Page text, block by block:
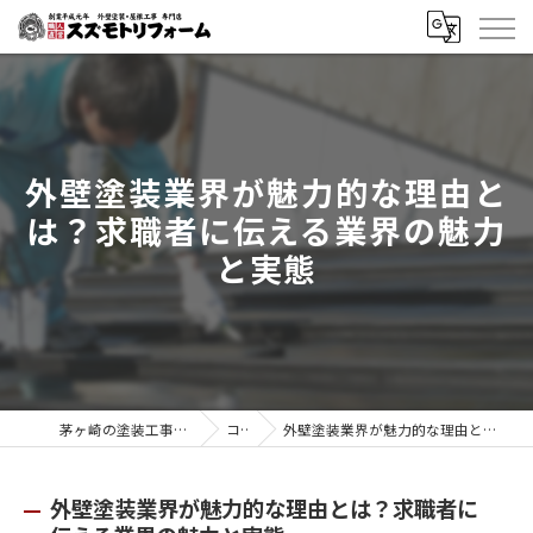
外壁塗装業界が魅力的な理由と
は？求職者に伝える業界の魅力
と実態
茅ヶ崎の塗装工事はスズモトリフォーム コラム 外壁塗装業界が魅力的な理由とは？求職者に伝える業界の魅力と実態
外壁塗装業界が魅力的な理由とは？求職者に